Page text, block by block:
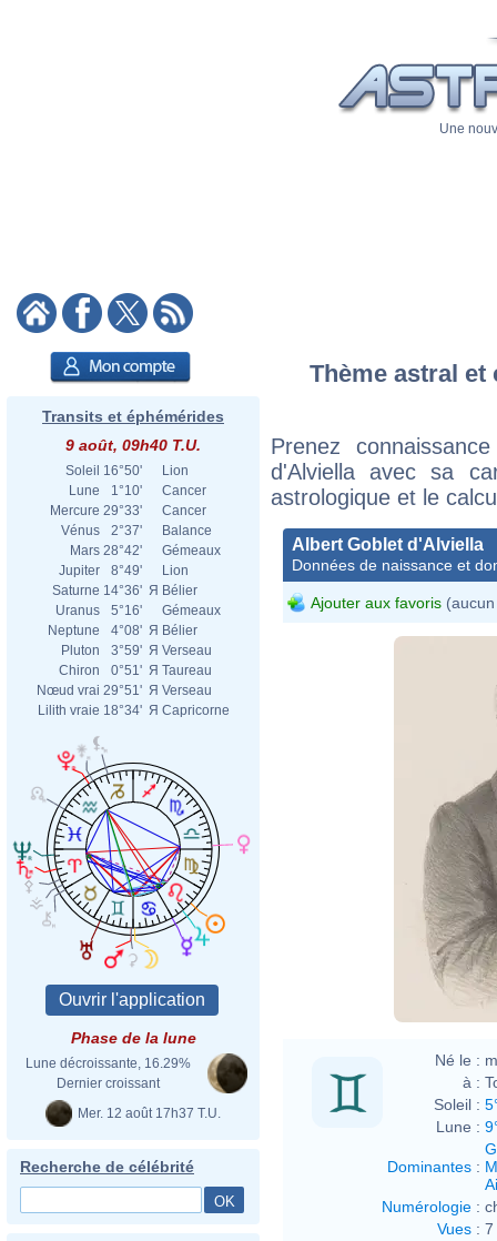
Une
Transits et éphémérides
9 août, 09h40 T.U.
Soleil 16°50'
Lion
Lune
1°10'
Cancer
Mercure 29°33'
Cancer
Vénus
2°37'
Balance
Mars 28°42'
Gémeaux
Jupiter
8°49'
Lion
Saturne 14°36' Я Bélier
Uranus
5°16'
Gémeaux
Neptune
4°08' Я Bélier
Pluton
3°59' Я Verseau
Chiron
0°51' Я Taureau
Nœud vrai 29°51' Я Verseau
Lilith vraie 18°34' Я Capricorne
Phase de la lune
Lune décroissante, 16.29%
Dernier croissant
Mer. 12 août 17h37 T.U.
Recherche de célébrité
Thème astral
Prenez
d'Alviella avec sa
astrologique et le
Albert Goblet d'Alviella
Données de naissance et
Ajouter aux favoris
Né le :
à :
Soleil :
Lune :
Dominantes :
Numérologie :
Vues : 7